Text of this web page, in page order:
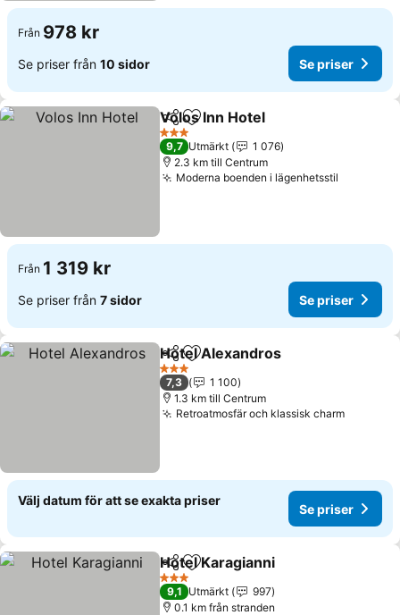
Från 978 kr
Se priser från 10 sidor Se priser
Dela Lägg till i Mina Favoriter
Volos Inn Hotel
3 Stjärnor
9,7 Utmärkt
1 076
2.3 km till Centrum
Moderna boenden i lägenhetsstil
Från 1 319 kr
Se priser från 7 sidor Se priser
Dela Lägg till i Mina Favoriter
Hotel Alexandros
3 Stjärnor
7,3
1 100
1.3 km till Centrum
Retroatmosfär och klassisk charmSe
Välj datum för att se exakta priser
Se priser
Dela Lägg till i Mina Favoriter
Hotel Karagianni
3 Stjärnor
9,1 Utmärkt
997
0.1 km från stranden